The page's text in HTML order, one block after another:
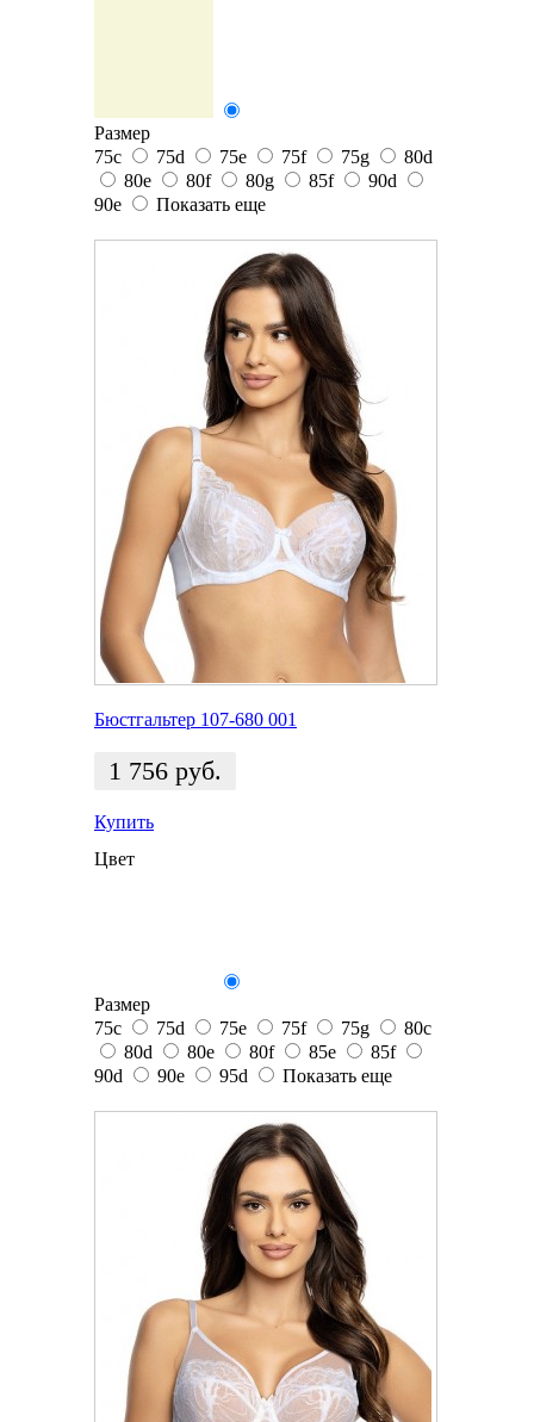
Размер
75c
75d 75e 75f 75g
80d
80e
80f 80g 85f
90d
90e
Показать еще
Бюстгальтер 107-680 001
1 756 руб.
Купить
Цвет
Размер
75c
75d 75e 75f 75g
80c
80d
80e 80f 85e
85f
90d
90e 95d Показать еще